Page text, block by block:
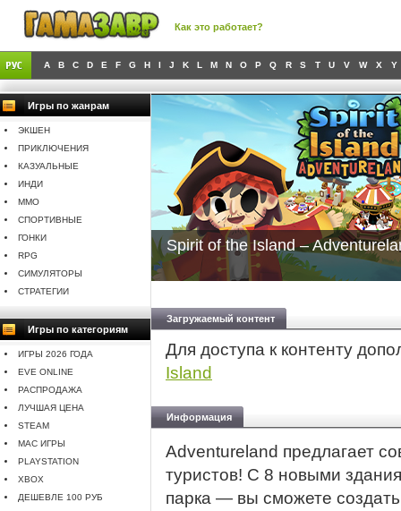
Как это работает?
A B C D E F G H I J K L M N O P Q R S T U V W X Y
Игры по жанрам
ЭКШЕН
ПРИКЛЮЧЕНИЯ
КАЗУАЛЬНЫЕ
ИНДИ
MMO
СПОРТИВНЫЕ
ГОНКИ
RPG
СИМУЛЯТОРЫ
СТРАТЕГИИ
Игры по категориям
ИГРЫ 2026 ГОДА
EVE ONLINE
РАСПРОДАЖА
ЛУЧШАЯ ЦЕНА
STEAM
MAC ИГРЫ
PLAYSTATION
XBOX
ДЕШЕВЛЕ 100 РУБ
Spirit of the Island –
Загружаемый контент
Для доступа к контенту
Island
Информация
Adventureland предлагает
туристов! С 8 новыми
парка — вы сможете